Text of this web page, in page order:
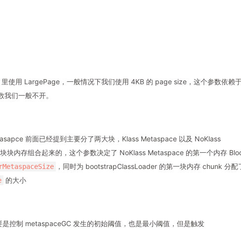
使用 LargePage，一般情况下我们使用 4KB 的 page size，这个参数依赖
们一般不开。
前面已经提到主要分了两大块，Klass Metaspace 以及 NoKlass
块内存组合起来的，这个参数决定了 NoKlass Metaspace 的第一个内存
，同时为 bootstrapClassLoader 的第一块内存 chunk 分配
的大小
控制 metaspaceGC 发生的初始阈值，也是最小阈值，但是触发